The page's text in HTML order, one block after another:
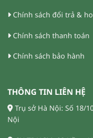
Chính sách đổi trả &
Chính sách thanh toán
Chính sách bảo hành
THÔNG TIN LIÊN HỆ
Trụ sở Hà Nội: Số 18/
Nội